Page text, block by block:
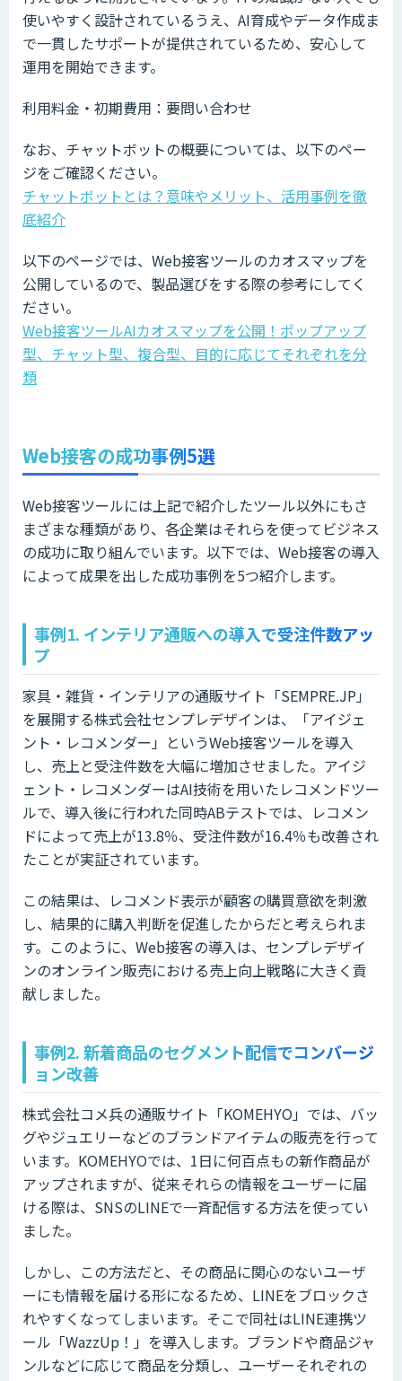
使いやすく設計されているうえ、AI育成やデータ作成ま
で一貫したサポートが提供されているため、安心して
運用を開始できます。
利用料金・初期費用：要問い合わせ
なお、チャットボットの概要については、以下のペー
ジをご確認ください。
チャットボットとは？意味やメリット、活用事例を徹
底紹介
以下のページでは、Web接客ツールのカオスマップを
公開しているので、製品選びをする際の参考にしてく
ださい。
Web接客ツールAIカオスマップを公開！ポップアップ
型、チャット型、複合型、目的に応じてそれぞれを分
類
Web接客の成功事例5選
Web接客ツールには上記で紹介したツール以外にもさ
まざまな種類があり、各企業はそれらを使ってビジネス
の成功に取り組んでいます。以下では、Web接客の導入
によって成果を出した成功事例を5つ紹介します。
事例1. インテリア通販への導入で受注件数アッ
プ
家具・雑貨・インテリアの通販サイト「SEMPRE.JP」
を展開する株式会社センプレデザインは、「アイジェ
ント・レコメンダー」というWeb接客ツールを導入
し、売上と受注件数を大幅に増加させました。アイジ
ェント・レコメンダーはAI技術を用いたレコメンドツー
ルで、導入後に行われた同時ABテストでは、レコメン
ドによって売上が13.8％、受注件数が16.4％も改善され
たことが実証されています。
この結果は、レコメンド表示が顧客の購買意欲を刺激
し、結果的に購入判断を促進したからだと考えられま
す。このように、Web接客の導入は、センプレデザイ
ンのオンライン販売における売上向上戦略に大きく貢
献しました。
事例2. 新着商品のセグメント配信でコンバージ
ョン改善
株式会社コメ兵の通販サイト「KOMEHYO」では、バッ
グやジュエリーなどのブランドアイテムの販売を行って
います。KOMEHYOでは、1日に何百点もの新作商品が
アップされますが、従来それらの情報をユーザーに届
ける際は、SNSのLINEで一斉配信する方法を使ってい
ました。
しかし、この方法だと、その商品に関心のないユーザ
ーにも情報を届ける形になるため、LINEをブロックさ
れやすくなってしまいます。そこで同社はLINE連携ツ
ール「WazzUp！」を導入します。ブランドや商品ジャ
ンルなどに応じて商品を分類し、ユーザーそれぞれの